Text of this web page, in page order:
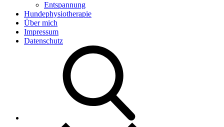
Entspannung
Hundephysiotherapie
Über mich
Impressum
Datenschutz